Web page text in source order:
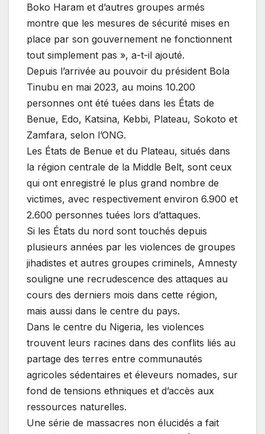
Boko Haram et d’autres groupes armés
montre que les mesures de sécurité mises en
place par son gouvernement ne fonctionnent
tout simplement pas », a-t-il ajouté.
Depuis l’arrivée au pouvoir du président Bola
Tinubu en mai 2023, au moins 10.200
personnes ont été tuées dans les États de
Benue, Edo, Katsina, Kebbi, Plateau, Sokoto et
Zamfara, selon l’ONG.
Les États de Benue et du Plateau, situés dans
la région centrale de la Middle Belt, sont ceux
qui ont enregistré le plus grand nombre de
victimes, avec respectivement environ 6.900 et
2.600 personnes tuées lors d’attaques.
Si les États du nord sont touchés depuis
plusieurs années par les violences de groupes
jihadistes et autres groupes criminels, Amnesty
souligne une recrudescence des attaques au
cours des derniers mois dans cette région,
mais aussi dans le centre du pays.
Dans le centre du Nigeria, les violences
trouvent leurs racines dans des conflits liés au
partage des terres entre communautés
agricoles sédentaires et éleveurs nomades, sur
fond de tensions ethniques et d’accès aux
ressources naturelles.
Une série de massacres non élucidés a fait